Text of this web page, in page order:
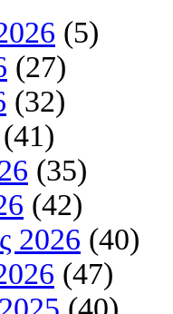
(5)
(27)
(32)
(41)
(35)
(42)
2026 (40)
(47)